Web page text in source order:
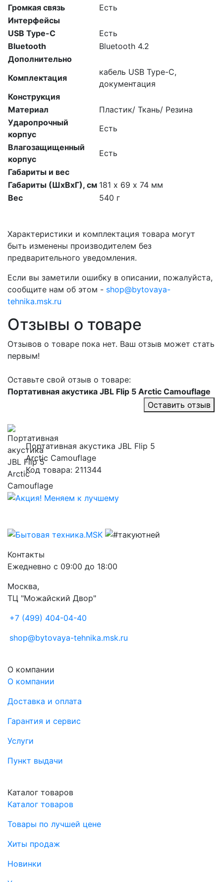
Громкая связь
Есть
Интерфейсы
USB Type-C
Есть
Bluetooth
Bluetooth 4.2
Дополнительно
Комплектация
кабель USB Type-C,
документация
Конструкция
Материал
Пластик/ Ткань/ Резина
Ударопрочный
корпус
Есть
Влагозащищенный
корпус
Есть
Габариты и вес
Габариты (ШхВхГ), см 181 х 69 х 74 мм
Вес
540 г
Характеристики и комплектация товара могут
быть изменены производителем без
предварительного уведомления.
Если вы заметили ошибку в описании, пожалуйста,
сообщите нам об этом - shop@bytovaya-
tehnika.msk.ru
Отзывы о товаре
Отзывов о товаре пока нет. Ваш отзыв может стать
первым!
Оставьте свой отзыв о товаре:
Портативная акустика JBL Flip 5 Arctic Сamouflage
Оставить отзыв
Портативная акустика JBL Flip 5
Arctic Сamouflage
Код товара: 211344
Контакты
Ежедневно с 09:00 до 18:00
Москва,
ТЦ "Можайский Двор"
+7 (499) 404-04-40
shop@bytovaya-tehnika.msk.ru
О компании
О компании
Доставка и оплата
Гарантия и сервис
Услуги
Пункт выдачи
Каталог товаров
Каталог товаров
Товары по лучшей цене
Хиты продаж
Новинки